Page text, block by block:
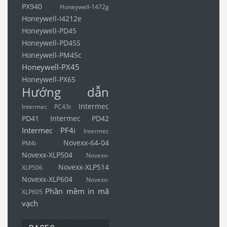
PX940
Honeywell-1472g
Honeywell-I4212e
Honeywell-PD45
Honeywell-PD45S
Honeywell-PM45c
Honeywell-PX45
Honeywell-PX65
Hướng dẫn
Intermec PC43t
Intermec
PD41
Intermec PD42
Intermec PF4i
Intermec
PM4i
Novexx-64-04
Novexx-XLP504
Novexx-
XLP506
Novexx-XLP514
Novexx-XLP604
Novexx-
XLP605 Phần mềm in mã
vạch